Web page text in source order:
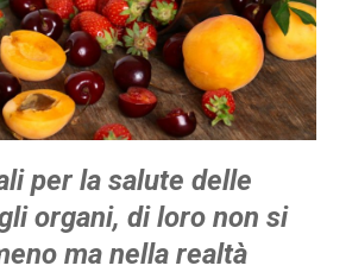
per la salute delle
organi, di loro non si
ma nella realtà